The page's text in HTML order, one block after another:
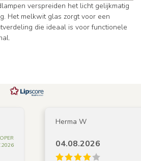
verspreiden het licht gelijkmatig
Het melkwit glas zorgt voor een
die ideaal is voor functionele
Herma W
04.08.2026